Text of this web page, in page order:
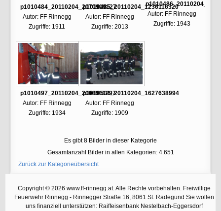
p1010484_20110204_2070919127
Autor: FF Rinnegg
Zugriffe: 1911
p1010485_20110204_1236116320
Autor: FF Rinnegg
Zugriffe: 2013
Autor: FF Rinnegg
Zugriffe: 1943
p1010497_20110204_2008911297
Autor: FF Rinnegg
Zugriffe: 1934
p1010501_20110204_1627638994
Autor: FF Rinnegg
Zugriffe: 1909
Es gibt 8 Bilder in dieser Kategorie
Gesamtanzahl Bilder in allen Kategorien: 4.651
Zurück zur Kategorieübersicht
Copyright © 2026 www.ff-rinnegg.at. Alle Rechte vorbehalten. Freiwillige
Feuerwehr Rinnegg - Rinnegger Straße 16, 8061 St. Radegund Sie wollen
uns finanziell unterstützen: Raiffeisenbank Nestelbach-Eggersdorf